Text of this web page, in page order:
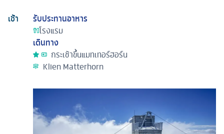
เช้า
รับประทานอาหาร
โรงแรม
เดินทาง
กระเช้าขึ้นแมทเทอร์ฮอร์น
Klien Matterhorn